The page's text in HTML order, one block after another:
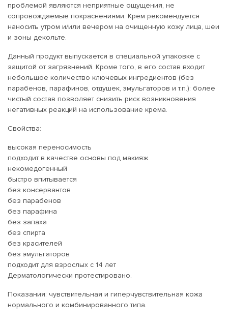
проблемой являются неприятные ощущения, не
сопровождаемые покраснениями. Крем рекомендуется
наносить утром и/или вечером на очищенную кожу лица, шеи
и зоны декольте.
Данный продукт выпускается в специальной упаковке с
защитой от загрязнений. Кроме того, в его состав входит
небольшое количество ключевых ингредиентов (без
парабенов, парафинов, отдушек, эмульгаторов и т.п.): более
чистый состав позволяет снизить риск возникновения
негативных реакций на использование крема.
Свойства:
высокая переносимость
подходит в качестве основы под макияж
некомедогенный
быстро впитывается
без консервантов
без парабенов
без парафина
без запаха
без спирта
без красителей
без эмульгаторов
подходит для взрослых с 14 лет
Дерматологически протестировано.
Показания: чувствительная и гиперчувствительная кожа
нормального и комбинированного типа.